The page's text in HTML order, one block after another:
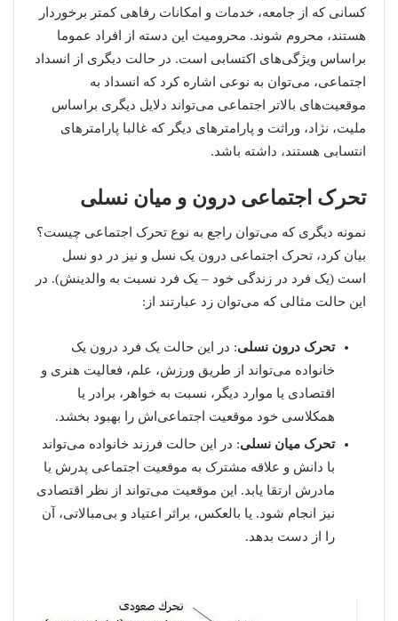
کسانی که از جامعه، خدمات و امکانات رفاهی کمتر برخوردار
هستند، محروم شوند. محرومیت این دسته از افراد عموما
براساس ویژگی‌های اکتسابی است. در حالت دیگری از انسداد
اجتماعی، می‌توان به نوعی اشاره کرد که انسداد به
موقعیت‌های بالاتر اجتماعی می‌تواند دلایل دیگری براساس
ملیت، نژاد، وراثت و پارامترهای دیگر که غالبا پارامترهای
انتسابی هستند، داشته باشد.
تحرک اجتماعی درون و میان نسلی
نمونه دیگری که می‌توان راجع به نوع تحرک اجتماعی چیست؟
بیان کرد، تحرک اجتماعی درون یک نسل و نیز در دو نسل
است (یک فرد در زندگی خود – یک فرد نسبت به والدینش). در
این حالت مثالی که می‌توان زد عبارتند از:
تحرک درون نسلی: در این حالت یک فرد درون یک
خانواده می‌تواند از طریق ورزش، علم، فعالیت هنری و
اقتصادی یا موارد دیگر، نسبت به خواهر، برادر یا
همکلاسی خود موقعیت اجتماعی‌اش را بهبود بخشد.
تحرک میان نسلی: در این حالت فرزند خانواده می‌تواند
با دانش و علاقه مشترک به موقعیت اجتماعی پدرش یا
مادرش ارتقا یابد. این موقعیت می‌تواند از نظر اقتصادی
نیز انجام شود. یا بالعکس، براثر اعتیاد و بی‌مبالاتی، آن
را از دست بدهد.